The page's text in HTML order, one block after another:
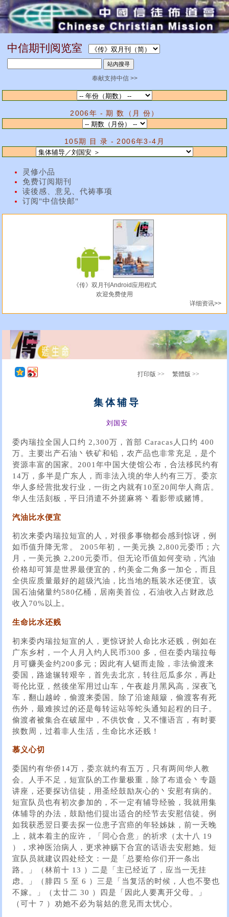
中信期刊阅览室
奉献支持中信 >>
2006年 - 期 数（月 份）
105期 目 录 - 2006年3-4月
灵修小品
免费订阅期刊
读後感、意见、代祷事项
订阅"中信快邮"
《传》双月刊Android应用程式
欢迎免费使用
详细资讯>>
打印版 >> 繁體版 >>
集体辅导
刘国安
委内瑞拉全国人口约 2,300万，首部 Caracas人口约 400
万。主要出产石油丶铁矿和铅，农产品也非常充足，是个
资源丰富的国家。2001年中国大使馆公布，合法移民约有
14万，多半是广东人，而非法入境的华人约有三万。委京
华人多经营批发行业，一街之内就有10至20间华人商店。
华人生活刻板，平日消遣不外搓麻将丶看影带或赌博。
汽油比水便宜
初次来委内瑞拉短宣的人，对很多事物都会感到惊讶，例
如币值升降无常。 2005年初，一美元换 2,800元委币；六
月，一美元换 2,200元委币。但无论币值如何变动，汽油
价格却可算是世界最便宜的，约美金二角多一加仑，而且
全供应质量最好的超级汽油，比当地的瓶装水还便宜。该
国石油储量约580亿桶，居南美首位，石油收入占财政总
收入70%以上。
生命比水还贱
初来委内瑞拉短宣的人，更惊讶於人命比水还贱，例如在
广东乡村，一个人月入约人民币300 多，但在委内瑞拉每
月可赚美金约200多元；因此有人铤而走险，非法偷渡来
委国，路途辗转艰辛，首先去北京，转往厄瓜多尔，再赴
哥伦比亚，然後坐军用过山车，午夜趁月黑风高，深夜飞
车，翻山越岭，偷渡来委国。除了沿途颠簸，偷渡客有死
伤外，最难挨过的还是每转运站等蛇头通知起程的日子。
偷渡者被集合在破屋中，不供饮食，又不懂语言，有时要
挨数周，过着非人生活，生命比水还贱！
慕义心切
委国约有华侨14万，委京就约有五万，只有两间华人教
会。人手不足，短宣队的工作量极重，除了布道会丶专题
讲座，还要探访信徒，用圣经鼓励灰心的丶安慰有病的。
短宣队员也有初次参加的，不一定有辅导经验，我就用集
体辅导的办法，鼓励他们提出适合的经节去安慰信徒。例
如我获悉翌日要去探一位患子宫癌的年轻姊妹，前一天晚
上，就本着主的应许，「同心合意」的祈求（太十八 19
），求神医治病人，更求神赐下合宜的话语去安慰她。短
宣队员就建议四处经文：一是「总要给你们开一条出
路。」（林前十 13 ）二是「主已经近了，应当一无挂
虑。」（腓四 5 至 6 ）三是「当复活的时候，人也不娶也
不嫁。」（太廿二 30 ）四是「因此人要离开父母。」
（可十 7 ）劝她不必为翁姑的意见而太忧心。